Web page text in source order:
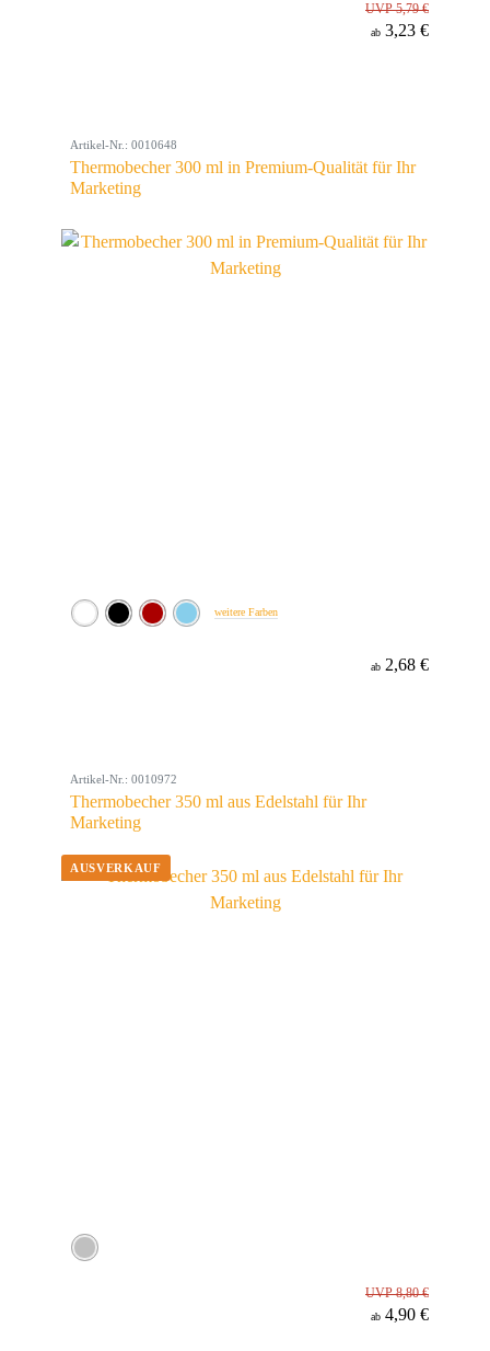
UVP 5,79 €
ab 3,23 €
Artikel-Nr.: 0010648
Thermobecher 300 ml in Premium-Qualität für Ihr
Marketing
weitere Farben
ab 2,68 €
Artikel-Nr.: 0010972
Thermobecher 350 ml aus Edelstahl für Ihr
Marketing
UVP 8,80 €
ab 4,90 €